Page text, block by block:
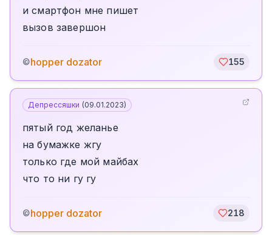
и смартфон мне пишет
вызов завершон
©hopper dozator 155
Депрессяшки (09.01.2023)
пятый год желанье
на бумажке жгу
только где мой майбах
что то ни гу гу
©hopper dozator 218